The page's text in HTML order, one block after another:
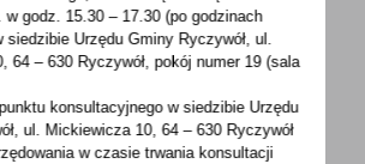
się być najlepsi, a Twoje zdanie
nam w tym pomoże!
DODAJ KOMENTARZ
w godz. 15.30 – 17.30 (po godzinach
siedzibie Urzędu Gminy Ryczywół, ul.
64 – 630 Ryczywół, pokójnumer 19 (sala
konsultacyjnego w siedzibie Urzędu
ul. Mickiewicza 10, 64 – 630 Ryczywół
w czasie trwania konsultacji